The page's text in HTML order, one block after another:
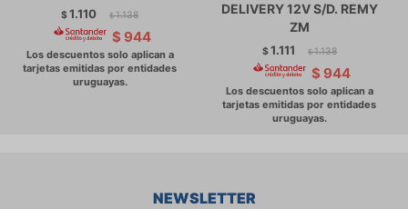
$1.110 $ 1.138
$ 944
DELIVERY 12V S/D. REMY
ZM
$1.111 $ 1.138
$ 944
NEWSLETTER